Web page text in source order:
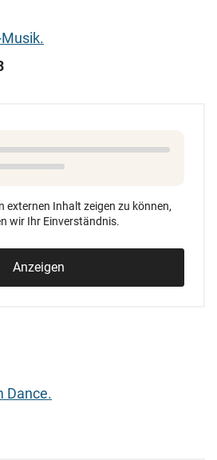
Musik.
externen Inhalt zeigen zu können,
wir Ihr Einverständnis.
Anzeigen
Dance.